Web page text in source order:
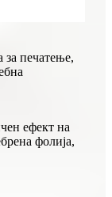
за печатење,
ефект на
фолија,